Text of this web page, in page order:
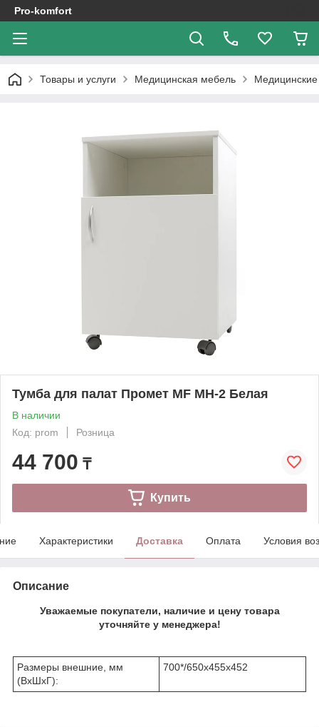
Pro-komfort
Товары и услуги Медицинская мебель
Тумба для палат Промет MF MH-2 Белая
В наличии
Код: prom
Розница
44 700 ₸
Купить
Характеристики Доставка Оплата Условия
Описание
Уважаемые покупатели, наличие и цену товара
уточняйте у менеджера!
Размеры внешние, мм
(ВхШхГ):
700*/650x455x452